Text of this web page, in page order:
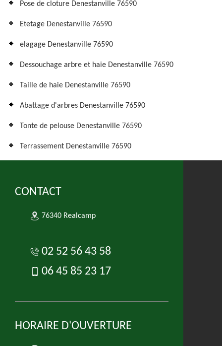
Pose de cloture Denestanville 76590
Etetage Denestanville 76590
elagage Denestanville 76590
Dessouchage arbre et haie Denestanville 76590
Taille de haie Denestanville 76590
Abattage d'arbres Denestanville 76590
Tonte de pelouse Denestanville 76590
Terrassement Denestanville 76590
CONTACT
76340 Realcamp
02 52 56 43 58
06 45 85 23 17
HORAIRE D'OUVERTURE